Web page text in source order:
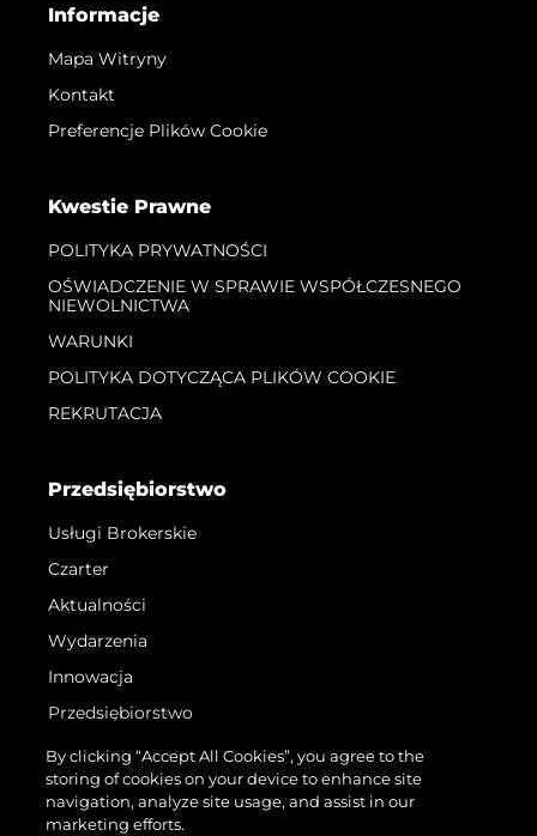
Informacje
Mapa Witryny
Kontakt
Preferencje Plików Cookie
Kwestie Prawne
POLITYKA PRYWATNOŚCI
OŚWIADCZENIE W SPRAWIE WSPÓŁCZESNEGO
NIEWOLNICTWA
WARUNKI
POLITYKA DOTYCZĄCA PLIKÓW COOKIE
REKRUTACJA
Przedsiębiorstwo
Usługi Brokerskie
Czarter
Aktualności
Wydarzenia
Innowacja
Przedsiębiorstwo
Zespół
Styl Życia
Tradycja
By clicking “Accept All Cookies”, you agree to the
storing of cookies on your device to enhance site
navigation, analyze site usage, and assist in our
marketing efforts.